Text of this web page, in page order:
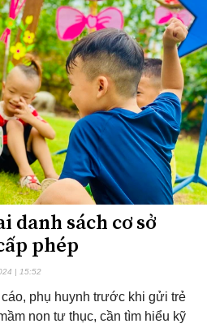
danh sách cơ sở
phép
| 15:52
phụ huynh trước khi gửi trẻ
non tư thục, cần tìm hiểu kỹ